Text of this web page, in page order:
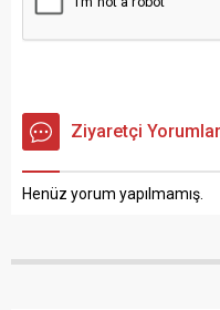
Ziyaretçi
Henüz yorum yapılmamış.